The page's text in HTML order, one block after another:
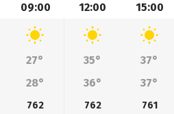
09:00 12:00 15:00
27° 35° 37°
28° 36° 37°
762 762 761